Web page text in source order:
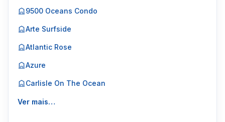
9500 Oceans Condo
Arte Surfside
Atlantic Rose
Azure
Carlisle On The Ocean
Ver mais…